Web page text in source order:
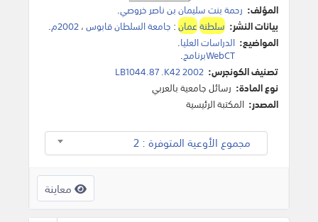
المؤلف: رحمة بنت سليمان بن ناصر خروصي.
بيانات النشر: سلطنةعمان: جامعة السلطان قابوس،2002م .
المواضيع: الدراسات العليا.
WebCTبرنامج
.
تصنيف الكونجرس: LB1044.87 .K42 2002
نوع المادة: رسائل جامعية بالعربي
المصدر: المكتبة الرئيسية
مجموع الأوعية المتوفرة : 2
معاينة